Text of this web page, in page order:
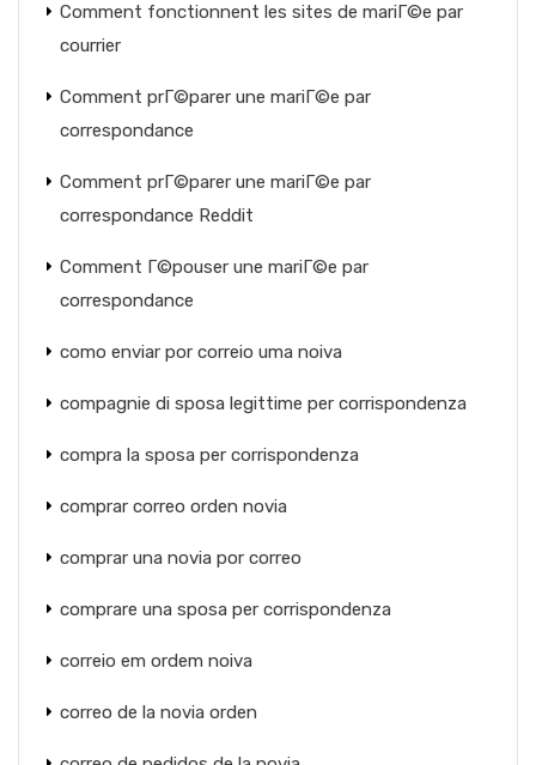
Comment fonctionnent les sites de mariГ©e par
courrier
Comment prГ©parer une mariГ©e par
correspondance
Comment prГ©parer une mariГ©e par
correspondance Reddit
Comment Г©pouser une mariГ©e par
correspondance
como enviar por correio uma noiva
compagnie di sposa legittime per corrispondenza
compra la sposa per corrispondenza
comprar correo orden novia
comprar una novia por correo
comprare una sposa per corrispondenza
correio em ordem noiva
correo de la novia orden